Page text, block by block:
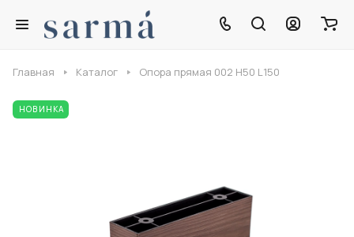
Главная Каталог Опора прямая 002 H50 L150
НОВИНКА